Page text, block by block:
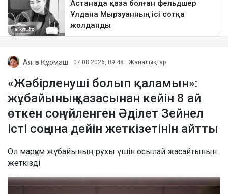
Аягөз Құрмаш 07.08.2026, 09:48 Жаңалықтар
«Жәбірленуші болып қаламын»:
жұбайының қазасынан кейін 8 ай
өткен соң үйленген Әділет Зейнел
істі соңына дейін жеткізетінін айтты
Ол марқұм жұбайының рухы үшін осылай жасайтынын
жеткізді